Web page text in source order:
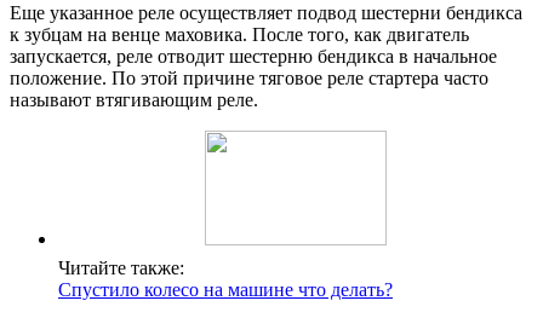
Еще указанное реле осуществляет подвод шестерни бендикса
к зубцам на венце маховика. После того, как двигатель
запускается, реле отводит шестерню бендикса в начальное
положение. По этой причине тяговое реле стартера часто
называют втягивающим реле.
Читайте также:
Спустило колесо на машине что делать?